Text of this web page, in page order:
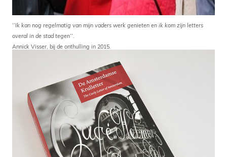
‘’Ik kan nog regelmatig van mijn vaders werk genieten en ik kom zijn letters
overal in de stad tegen’’
Annick Visser, bij de onthulling in 2015.